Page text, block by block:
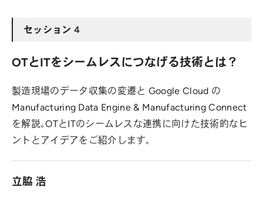
セッション 4
OTとITをシームレスにつなげる技術とは？
製造現場のデータ収集の変遷と Google Cloud の
Manufacturing Data Engine & Manufacturing Connect
を解説。OTとITのシームレスな連携に向けた技術的なヒ
ントとアイデアをご紹介します。
立脇 浩